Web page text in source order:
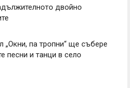
двойно
„Окни, па тропни“ ще събере
песни и танци в село